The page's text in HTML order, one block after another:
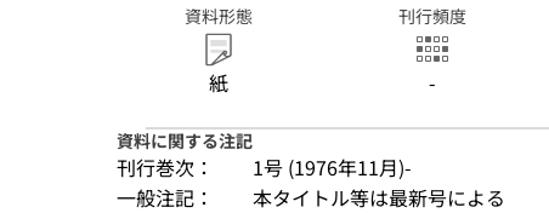
資料形態
紙
刊行頻度
-
資料に関する注記
刊行巻次：
1号 (1976年11月)-
一般注記：
本タイトル等は最新号による